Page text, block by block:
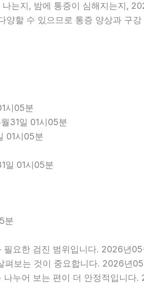
는지, 밤에 통증이 심해지는지,
할 수 있으므로 통증 양상과 구
시05분
31일 01시05분
01시05분
일 01시05분
분
요한 검진 범위입니다. 2026년
보는 것이 중요합니다. 2026년
누어 보는 편이 더 안정적입니다